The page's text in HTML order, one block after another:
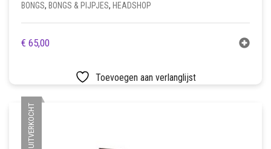
BONGS, BONGS & PIJPJES, HEADSHOP
€ 65,00
Toevoegen aan verlanglijst
UITVERKOCHT